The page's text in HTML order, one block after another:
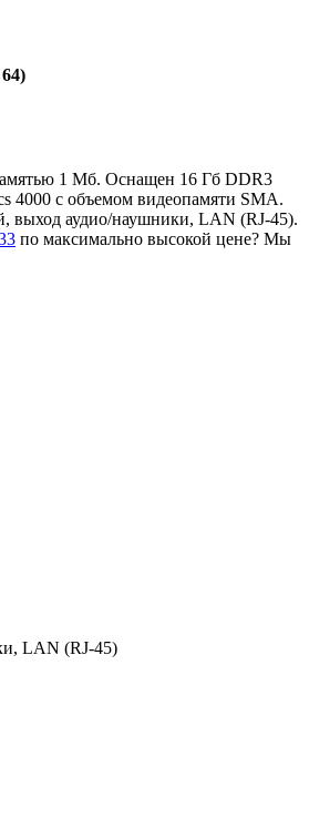
1 Мб. Оснащен 16 Гб DDR3
4000 с объемом видеопамяти SMA.
выход аудио/наушники, LAN (RJ-45).
по максимально высокой цене? Мы
LAN (RJ-45)